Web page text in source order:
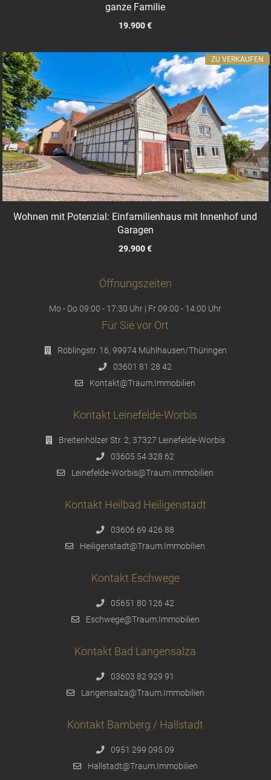
ganze Familie
19.900 €
Wohnen mit Potenzial: Einfamilienhaus mit Innenhof und
Garagen
29.900 €
ZU VERKAUFEN
Öffnungszeiten
Mo - Do 09:00 - 17:30 Uhr | Fr 09:00 - 14:00 Uhr
Für Sie vor Ort
Röblingstr. 16, 99974 Mühlhausen/Thüringen
03601 81 28 42
Kontakt@Traum.Immobilien
Kontakt Leinefelde-Worbis
Breitenhölzer Str. 2, 37327 Leinefelde-Worbis
03605 54 328 62
Leinefelde-Worbis@Traum.Immobilien
Kontakt Heilbad Heiligenstadt
03606 69 426 88
Heiligenstadt@Traum.Immobilien
Kontakt Eschwege
05651 80 126 42
Eschwege@Traum.Immobilien
Kontakt Bad Langensalza
03603 82 929 91
Langensalza@Traum.Immobilien
Kontakt Bamberg / Hallstadt
0951 299 095 09
Hallstadt@Traum.Immobilien